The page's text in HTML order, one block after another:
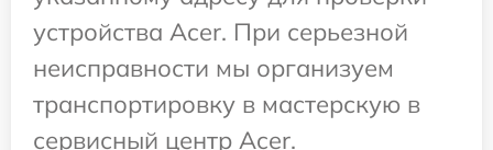
устройства Acer. При серьезной
неисправности мы организуем
транспортировку в мастерскую в
сервисный центр Acer.